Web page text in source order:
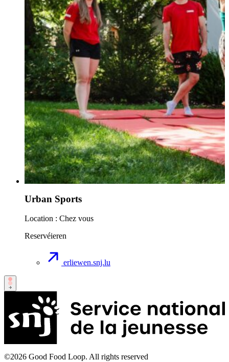
Urban Sports
Location : Chez vous
Reservéieren
erliewen.snj.lu
©2026 Good Food Loop. All rights reserved